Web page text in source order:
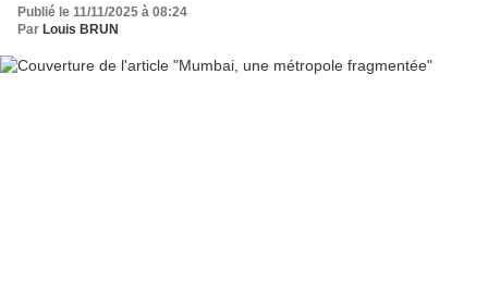
Publié le 11/11/2025 à 08:24
Par Louis BRUN